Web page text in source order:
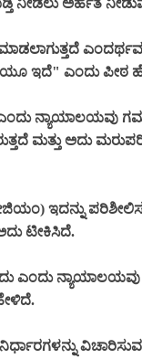
ಮಾಡಲಾಗುತ್ತದೆ
ಇದೆ" ಎಂದು ಪೀಠ
ನ್ಯಾಯಾಲಯವು
ಮತ್ತು ಅದು
ಇದನ್ನು
ಟೀಕಿಸಿದೆ.
ಎಂದು